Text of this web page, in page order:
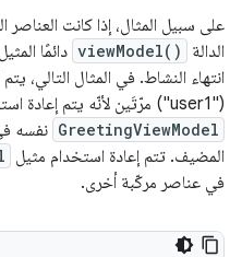
على سبيل المثال، إذا كانت
الدالة
viewModel() دائمًا
انتهاء النشاط. في المثال التالي،
("user1") مرّتَين لأنّه يتم إعادة استخدام مثيل
GreetingViewModel نفسه
المضيف. تتم إعادة استخدام مثيل
في عناصر مركّبة أخرى.